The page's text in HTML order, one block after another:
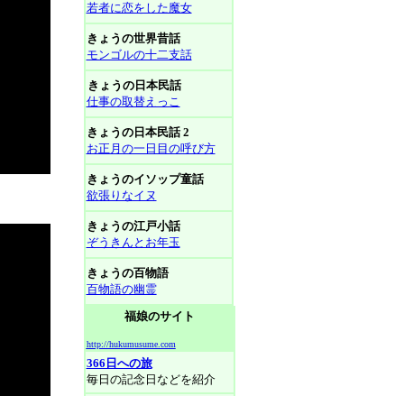
若者に恋をした魔女
きょうの世界昔話
モンゴルの十二支話
きょうの日本民話
仕事の取替えっこ
きょうの日本民話 2
お正月の一日目の呼び方
きょうのイソップ童話
欲張りなイヌ
きょうの江戸小話
ぞうきんとお年玉
きょうの百物語
百物語の幽霊
福娘のサイト
http://hukumusume.com
366日への旅
毎日の記念日などを紹介